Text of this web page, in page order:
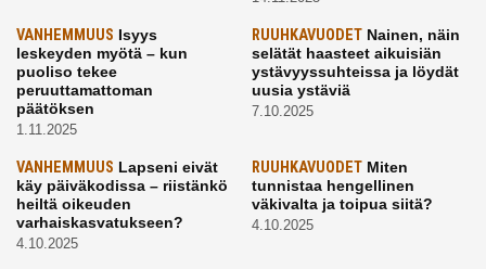
VANHEMMUUS Isyys
leskeyden myötä – kun
puoliso tekee
peruuttamattoman
päätöksen
1.11.2025
RUUHKAVUODETNainen, näin
selätät haasteet aikuisiän
ystävyyssuhteissa ja löydät
uusia ystäviä
7.10.2025
VANHEMMUUS Lapseni eivät
käy päiväkodissa – riistänkö
heiltä oikeuden
varhaiskasvatukseen?
4.10.2025
RUUHKAVUODETMiten
tunnistaa hengellinen
väkivalta ja toipua siitä?
4.10.2025